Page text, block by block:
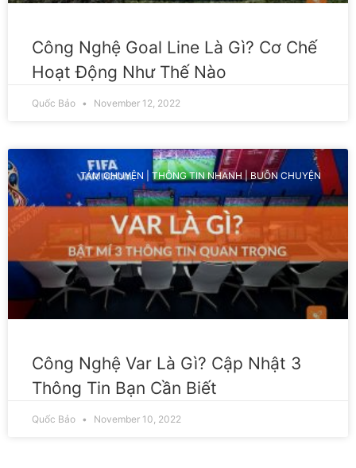
Công Nghệ Goal Line Là Gì? Cơ Chế
Hoạt Động Như Thế Nào
Quốc Bảo November 12, 2022
TÁM CHUYỆN | THÔNG TIN NHANH | BUÔN CHUYỆN
Công Nghệ Var Là Gì? Cập Nhật 3
Thông Tin Bạn Cần Biết
Quốc Bảo November 10, 2022